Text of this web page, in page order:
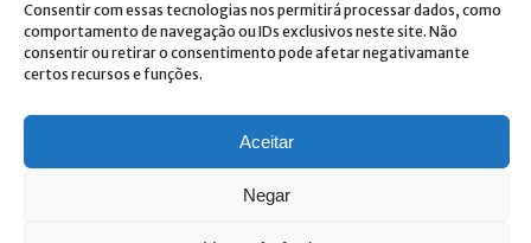
Consentir com essas tecnologias nos permitirá processar dados, como
comportamento de navegação ou IDs exclusivos neste site. Não
consentir ou retirar o consentimento pode afetar negativamante
certos recursos e funções.
Aceitar
Negar
Dou consentimento ao tratamento de dados e aceito a
política de privacidade.*
A Costa Verde está comprometida com a implementação do RGPD. Para